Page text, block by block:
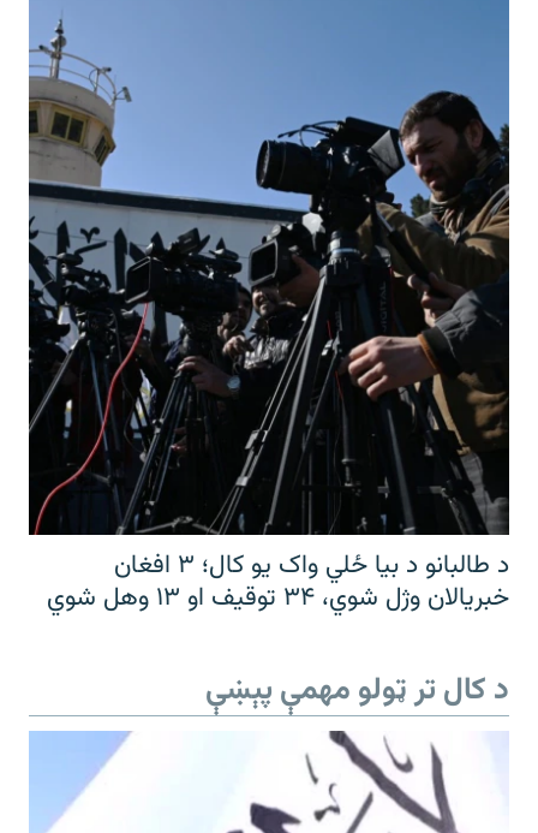
د طالبانو د بیا ځلي واک یو کال؛ ۳ افغان
خبریالان وژل شوي، ۳۴ توقیف او ۱۳ وهل شوي
د کال تر ټولو مهمې پېښې